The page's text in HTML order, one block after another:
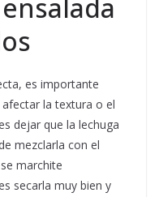
es importante
la textura o el
dejar que la lechuga
mezclarla con el
marchite
secarla muy bien y